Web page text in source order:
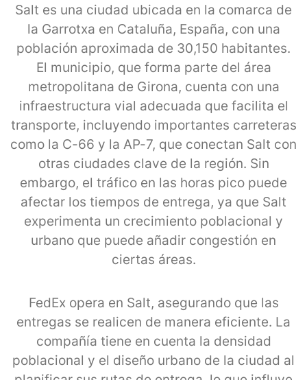
Salt es una ciudad ubicada en la comarca de
la Garrotxa en Cataluña, España, con una
población aproximada de 30,150 habitantes.
El municipio, que forma parte del área
metropolitana de Girona, cuenta con una
infraestructura vial adecuada que facilita el
transporte, incluyendo importantes carreteras
como la C-66 y la AP-7, que conectan Salt con
otras ciudades clave de la región. Sin
embargo, el tráfico en las horas pico puede
afectar los tiempos de entrega, ya que Salt
experimenta un crecimiento poblacional y
urbano que puede añadir congestión en
ciertas áreas.
FedEx opera en Salt, asegurando que las
entregas se realicen de manera eficiente. La
compañía tiene en cuenta la densidad
poblacional y el diseño urbano de la ciudad al